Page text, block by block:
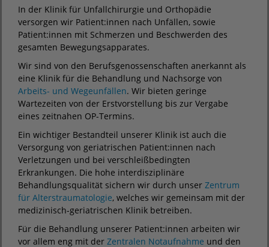
In der Klinik für Unfallchirurgie und Orthopädie
versorgen wir Patient:innen nach Unfällen, sowie
Patient:innen mit Schmerzen und Beschwerden des
gesamten Bewegungsapparates.
Wir sind von den Berufsgenossenschaften anerkannt als
eine Klinik für die Behandlung und Nachsorge von
Arbeits- und Wegeunfällen. Wir bieten geringe
Wartezeiten von der Erstvorstellung bis zur Vergabe
eines zeitnahen OP-Termins.
Ein wichtiger Bestandteil unserer Klinik ist auch die
Versorgung von geriatrischen Patient:innen nach
Verletzungen und bei verschleißbedingten
Erkrankungen. Die hohe interdisziplinäre
Behandlungsqualität sichern wir durch unser Zentrum
für Alterstraumatologie, welches wir gemeinsam mit der
medizinisch-geriatrischen Klinik betreiben.
Für die Behandlung unserer Patient:innen arbeiten wir
vor allem eng mit der Zentralen Notaufnahme und den